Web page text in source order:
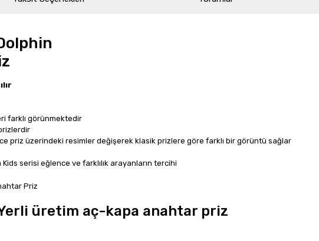
farklı görünmektedir
priz üzerindeki resimler değişerek klasik prizlere göre farklı bir görüntü sağlar
serisi eğlence ve farklılık arayanların tercihi
üretim aç-kapa anahtar priz